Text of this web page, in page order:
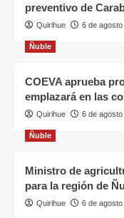
preventivo de
Quirihue 6 de
Ñuble
COEVA aprueba
emplazará en las
Quirihue 6 de
Ñuble
Ministro de
para la región de
Quirihue 6 de